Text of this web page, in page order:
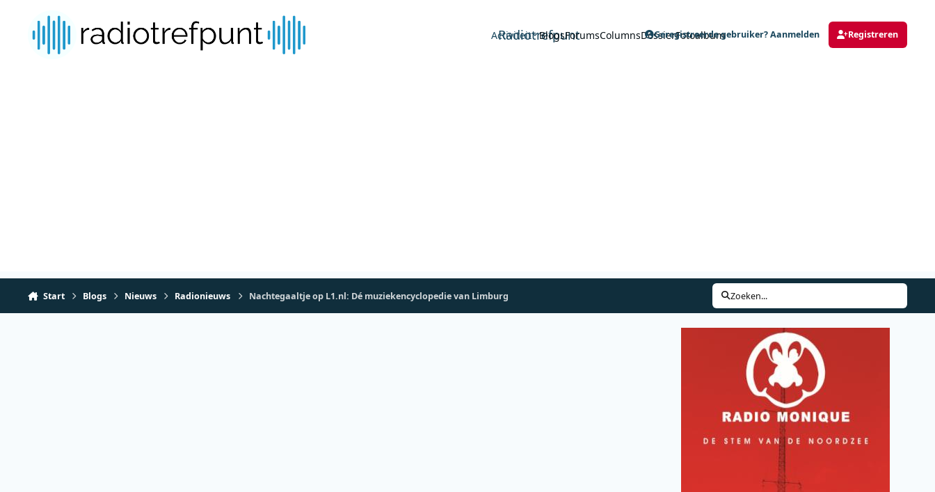
Radiotrefpunt
Activiteit BlogsForumsColumnsDossierFotoalbum
Geregistreerde gebruiker? Aanmelden Registreren
Start Blogs Nieuws Radionieuws Nachtegaaltje op L1.nl: Dé muziekencyclopedie van Limburg Zoeken...